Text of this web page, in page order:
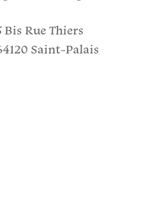
Bis Rue Thiers
Saint-Palais